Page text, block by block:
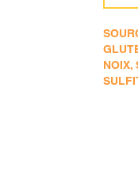
NOIX,